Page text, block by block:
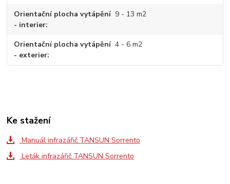
Orientační plocha vytápění
- interier
9 - 13 m2
Orientační plocha vytápění
- exterier
4 - 6 m2
Ke stažení
Manuál infrazářič TANSUN Sorrento
Leták infrazářič TANSUN Sorrento